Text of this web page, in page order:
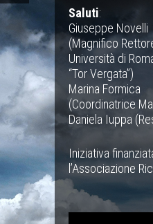
Saluti:
Giuseppe Novelli
(Magnifico
Università di
“Tor Vergata”)
Marina Formica
(Coordinatrice
Daniela Iuppa
Iniziativa
l’Associazione